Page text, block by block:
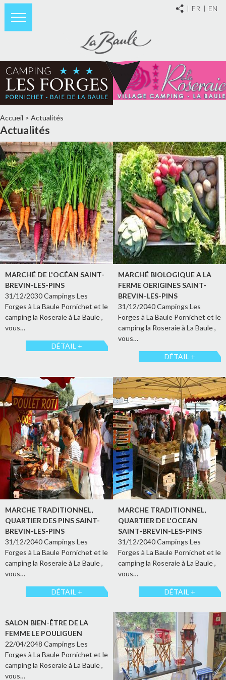
FR EN
Accueil > Actualités
Actualités
MARCHÉ DE L'OCÉAN SAINT-
BREVIN-LES-PINS
31/12/2030 Campings Les
Forges à La Baule Pornichet et le
camping la Roseraie à La Baule ,
vous…
DÉTAIL +
MARCHÉ BIOLOGIQUE A LA
FERME OERIGINES SAINT-
BREVIN-LES-PINS
31/12/2040 Campings Les
Forges à La Baule Pornichet et le
camping la Roseraie à La Baule ,
vous…
DÉTAIL +
MARCHE TRADITIONNEL,
QUARTIER DES PINS SAINT-
BREVIN-LES-PINS
31/12/2040 Campings Les
Forges à La Baule Pornichet et le
camping la Roseraie à La Baule ,
vous…
DÉTAIL +
MARCHE TRADITIONNEL,
QUARTIER DE L'OCEAN
SAINT-BREVIN-LES-PINS
31/12/2040 Campings Les
Forges à La Baule Pornichet et le
camping la Roseraie à La Baule ,
vous…
DÉTAIL +
SALON BIEN-ÊTRE DE LA
FEMME LE POULIGUEN
22/04/2048 Campings Les
Forges à La Baule Pornichet et le
camping la Roseraie à La Baule ,
vous…